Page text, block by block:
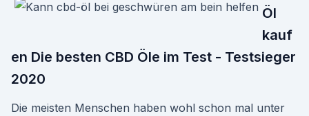
Öl
kauf
en Die besten CBD Öle im Test - Testsieger
2020
Die meisten Menschen haben wohl schon mal unter